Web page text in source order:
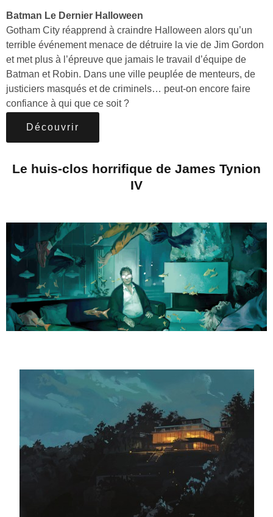
Batman Le Dernier Halloween
Gotham City réapprend à craindre Halloween alors qu’un
terrible événement menace de détruire la vie de Jim Gordon
et met plus à l’épreuve que jamais le travail d’équipe de
Batman et Robin. Dans une ville peuplée de menteurs, de
justiciers masqués et de criminels… peut-on encore faire
confiance à qui que ce soit ?
Découvrir
Le huis-clos horrifique de James Tynion
IV